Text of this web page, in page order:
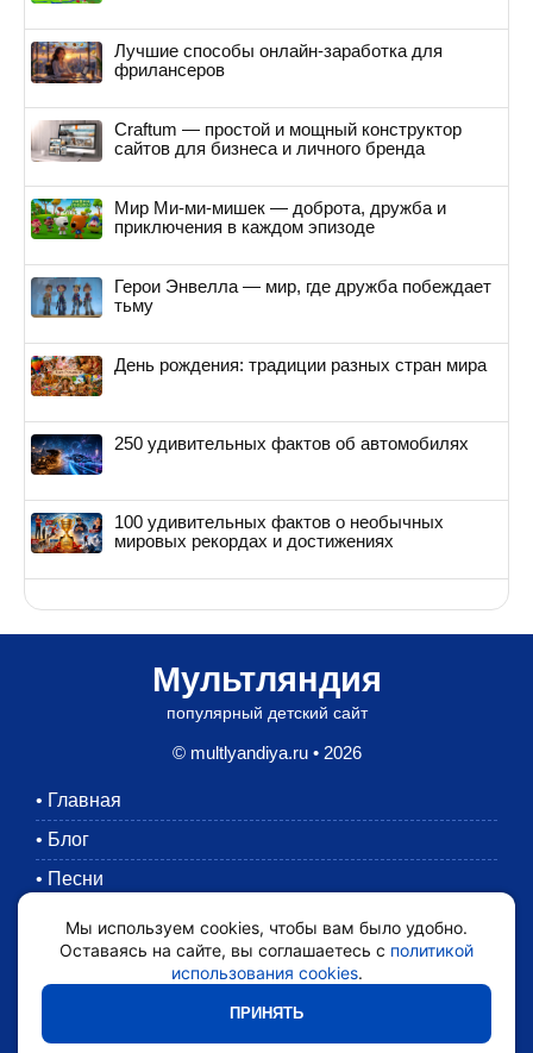
Лучшие способы онлайн-заработка для
фрилансеров
Craftum — простой и мощный конструктор
сайтов для бизнеса и личного бренда
Мир Ми-ми-мишек — доброта, дружба и
приключения в каждом эпизоде
Герои Энвелла — мир, где дружба побеждает
тьму
День рождения: традиции разных стран мира
250 удивительных фактов об автомобилях
100 удивительных фактов о необычных
мировых рекордах и достижениях
Мультляндия
популярный детский сайт
© multlyandiya.ru • 2026
• Главная
• Блог
• Песни
Раскраски
Картинки
•
•
Мы используем cookies, чтобы вам было удобно.
Оставаясь на сайте, вы соглашаетесь с политикой
использования cookies.
ПРИНЯТЬ